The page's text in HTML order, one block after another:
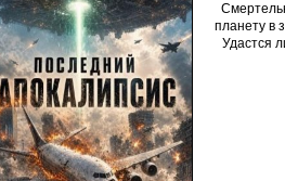
планету в
Удастся